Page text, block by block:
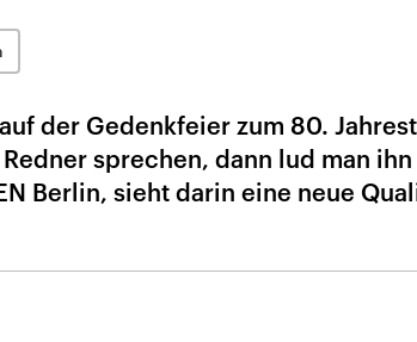
der Gedenkfeier zum 80.
sprechen, dann lud man
Berlin, sieht darin eine neue